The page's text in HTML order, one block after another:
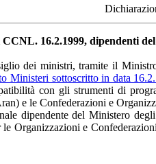
16.2.1999, dipendenti
dei ministri, tramite il
Ministeri sottoscritto in data
con gli strumenti di
e le Confederazioni e
dipendente del Ministero
e